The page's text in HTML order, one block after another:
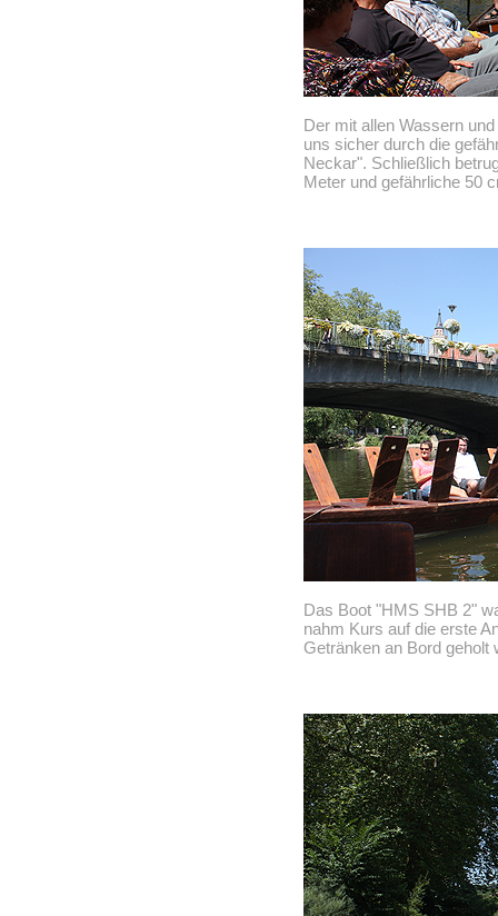
Der mit allen Wassern
uns sicher durch die
Neckar". Schließlich
Meter und gefährliche 50
Das Boot "HMS SHB 2"
nahm Kurs auf die erste
Getränken an Bord geholt